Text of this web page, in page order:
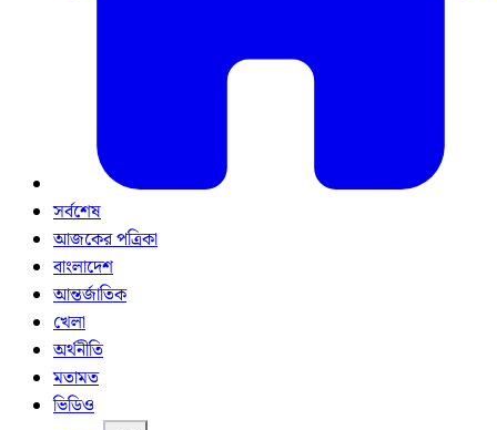
সর্বশেষ
আজকের পত্রিকা
বাংলাদেশ
আন্তর্জাতিক
খেলা
অর্থনীতি
মতামত
ভিডিও